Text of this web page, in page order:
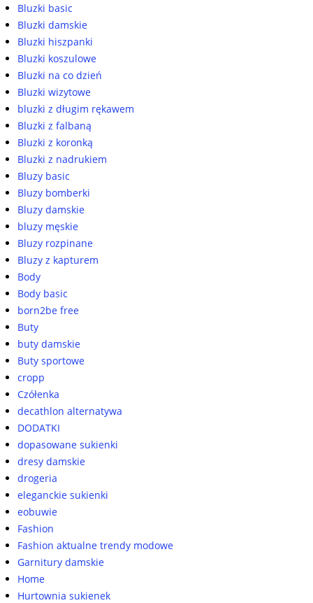
Bluzki basic
Bluzki damskie
Bluzki hiszpanki
Bluzki koszulowe
Bluzki na co dzień
Bluzki wizytowe
bluzki z długim rękawem
Bluzki z falbaną
Bluzki z koronką
Bluzki z nadrukiem
Bluzy basic
Bluzy bomberki
Bluzy damskie
bluzy męskie
Bluzy rozpinane
Bluzy z kapturem
Body
Body basic
born2be free
Buty
buty damskie
Buty sportowe
cropp
Czółenka
decathlon alternatywa
DODATKI
dopasowane sukienki
dresy damskie
drogeria
eleganckie sukienki
eobuwie
Fashion
Fashion aktualne trendy modowe
Garnitury damskie
Home
Hurtownia sukienek